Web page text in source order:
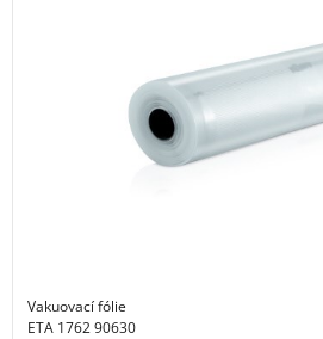
Vakuovací fólie
ETA 1762 90630